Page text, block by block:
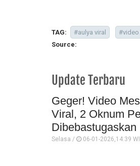
TAG:
#aulya viral
#video
Source:
Update Terbaru
Geger! Video
Viral, 2 Oknum
Dibebastugaskan
Selasa / 06-01-2026,14:39